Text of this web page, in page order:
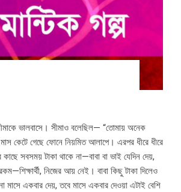
ভালবাসে। সীমাও বলেছিল— “তোমায় অনেক
কেটে গেছে ফোনে নিয়মিত আলাপে। এরপর ধীরে ধীরে
সবসময় টাকা থাকে না—বাবা বা ভাই যেদিন দেয়,
নিজের আয় নেই। বাবা কিছু টাকা দিলেও
একবার দেয়, তবে মাসে একবার দেওয়া এটাই বেশি